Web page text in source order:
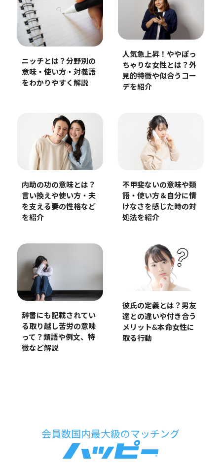
ニッチとは？分野別の
意味・使い方・対義語
をわかりやすく解説
人気急上昇！ややぽっ
ちゃりな女性とは？外
見的特徴や似合うコー
デを紹介
内助の功の意味とは？
言い換えや使い方・夫
を支える妻の性格など
を紹介
不甲斐ないの意味や類
語・使い方＆自分に情
けなさを感じた時の対
処法を紹介
辞書にも記載されてい
る取り越し苦労の意味
って？類語や例文、特
徴など解説
彼氏の定義とは？男友
達との違いや付き合う
メリット&本命女性に
取る行動